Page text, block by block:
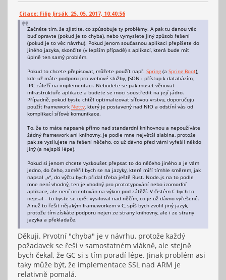
Citace: Filip Jirsák 25. 05. 2017, 10:40:56
Začněte tím, že zjistíte, co způsobuje ty problémy. A pak tu danou věc
buď opravte (pokud je to chyba), nebo vymyslete jiný způsob řešení
(pokud je to věc návrhu). Pokud jenom současnou aplikaci přepíšete do
jiného jazyka, skončíte (v lepším případě) s aplikací, která bude mít
úplně ten samý problém.
Pokud to chcete přepisovat, můžete použít např. Spring(a Spring Boot),
kde už máte podporu pro webové služby, JSON i přístup k databázím,
IPC záleží na implementaci. Nebudete se pak muset věnovat
infrastruktuře aplikace a budete se moci soustředit na její jádro.
Případně, pokud byste chtěl optimalizovat síťovou vrstvu, doporučuju
použít framework Netty, který je postavený nad NIO a odstíní vás od
komplikací síťové komunikace.
To, že to máte napsané přímo nad standardní knihovnou a nepoužíváte
žádný framework ani knihovny, je podle mne největší slabina, protože
pak se vysilujete na řešení něčeho, co už dávno před vámi vyřešil někdo
jiný (a nejspíš lépe).
Pokud si jenom chcete vyzkoušet přepsat to do něčeho jiného a je vám
jedno, do čeho, zaměřil bych se na jazyky, které míří tímhle směrem, jak
napsal „v“, do výčtu bych přidal třeba ještě Rust. Node.js na to podle
mne není vhodný, ten je vhodný pro prototypování nebo izomorfní
aplikace, ale není orientován na výkon pod zátěží. V čistém C bych to
nepsal – to byste se opět vysiloval nad něčím, co je už dávno vyřešené.
A než to řešit nějakým frameworkem v C, spíš bych zvolil jiný jazyk,
protože tím získáte podporu nejen ze strany knihovny, ale i ze strany
jazyka a překladače.
Děkuji. Prvotní "chyba" je v návrhu, protože každý
požadavek se řeší v samostatném vlákně, ale stejně
bych čekal, že GC si s tím poradí lépe. Jinak problém asi
taky může být, že implementace SSL nad ARM je
relativně pomalá.